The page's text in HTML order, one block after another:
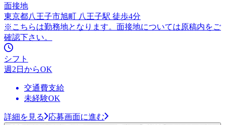
面接地
東京都八王子市旭町 八王子駅 徒歩4分
※こちらは勤務地となります。面接地については原稿内をご
確認下さい。
シフト
週2日からOK
交通費支給
未経験OK
詳細を見る 応募画面に進む